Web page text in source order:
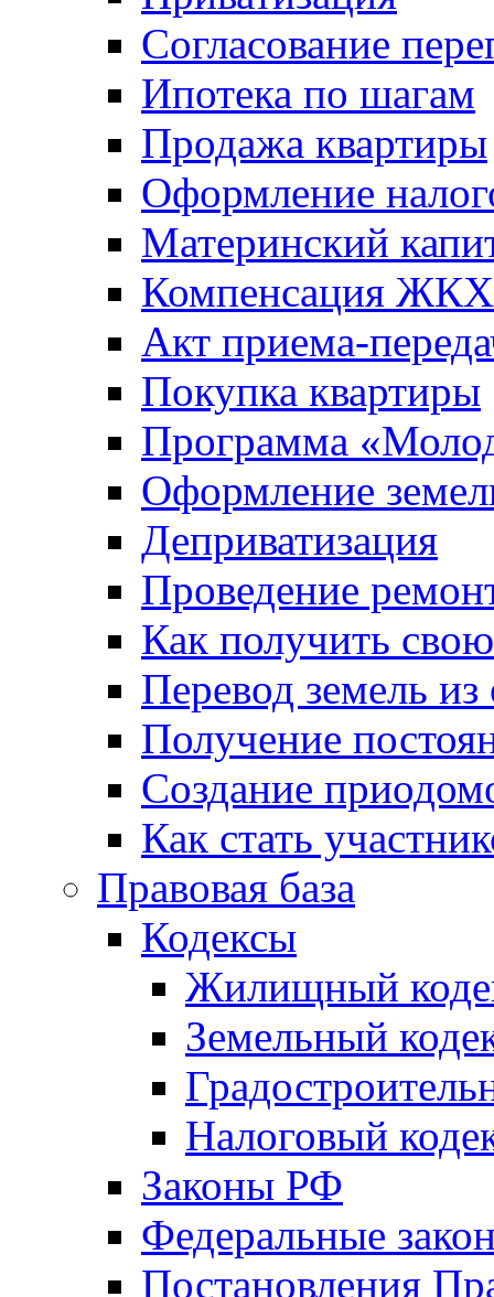
Согласование
Ипотека по шагам
Продажа квартиры
Оформление
Материнский
Компенсация ЖКХ
Акт приема-
Покупка квартиры
Программа
Оформление
Деприватизация
Проведение
Как получить
Перевод земель
Получение
Создание
Как стать
Правовая база
Кодексы
Жилищный
Земельный
Налоговый
Законы РФ
Федеральные
Постановления